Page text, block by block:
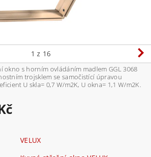
1 z 16
okno s horním ovládáním madlem GGL 3068
trojsklem se samočistící úpravou
U skla= 0,7 W/m2K, U okna= 1,1 W/m2K.
VELUX